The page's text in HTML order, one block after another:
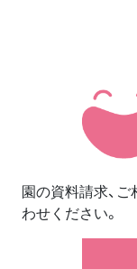
園の資料請求、
わせください。